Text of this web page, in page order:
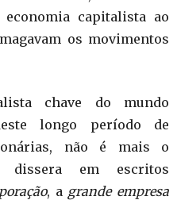
capitalista ao
os movimentos
chave do mundo
longo período de
não é mais o
dissera em escritos
, a grande empresa